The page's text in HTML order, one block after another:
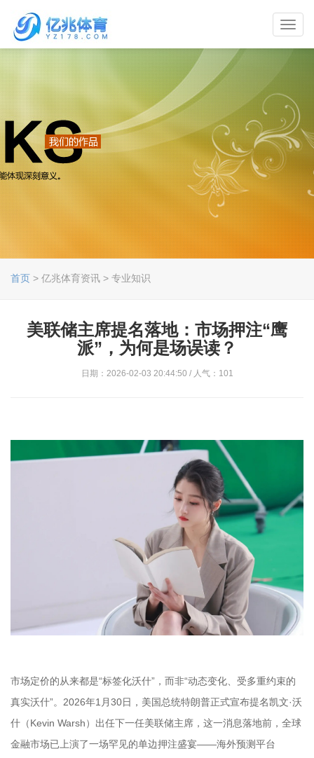
首页 > 亿兆体育资讯 > 专业知识
美联储主席提名落地：市场押注“鹰
派”，为何是场误读？
日期：2026-02-03 20:44:50 / 人气：101
市场定价的从来都是“标签化沃什”，而非“动态变化、受多重约束的
真实沃什”。2026年1月30日，美国总统特朗普正式宣布提名凯文·沃
什（Kevin Warsh）出任下一任美联储主席，这一消息落地前，全球
金融市场已上演了一场罕见的单边押注盛宴——海外预测平台